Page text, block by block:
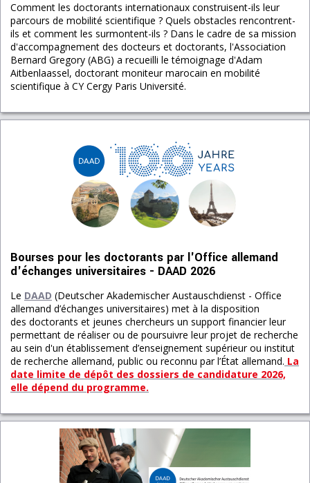
Comment les doctorants internationaux construisent-ils leur
parcours de mobilité scientifique ? Quels obstacles rencontrent-
ils et comment les surmontent-ils ? Dans le cadre de sa mission
d'accompagnement des docteurs et doctorants, l'Association
Bernard Gregory (ABG) a recueilli le témoignage d'Adam
Aitbenlaassel, doctorant moniteur marocain en mobilité
scientifique à CY Cergy Paris Université.
Bourses pour les doctorants par l'Office allemand
d'échanges universitaires - DAAD 2026
Le DAAD (Deutscher Akademischer Austauschdienst - Office
allemand d’échanges universitaires) met à la disposition
des doctorants et jeunes chercheurs un support financier leur
permettant de réaliser ou de poursuivre leur projet de recherche
au sein d'un établissement d’enseignement supérieur ou institut
de recherche allemand, public ou reconnu par l’État allemand. La
date limite de dépôt des dossiers de candidature 2026,
elle dépend du programme.